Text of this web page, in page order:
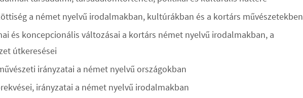
a német nyelvű irodalmakban, kultúrákban és a kortárs művészetekben
és koncepcionális változásai a kortárs német nyelvű irodalmakban, a
útkeresései
irányzatai a német nyelvű országokban
irányzatai a német nyelvű irodalmakban